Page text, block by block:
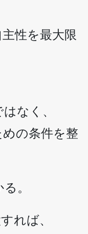
性を最大限
なく、
の条件を整
。
れば、